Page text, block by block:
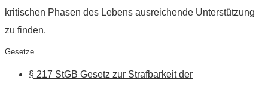
kritischen Phasen des Lebens ausreichende Unterstützung
zu finden.
Gesetze
§ 217 StGB Gesetz zur Strafbarkeit der